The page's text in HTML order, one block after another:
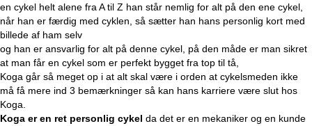
en cykel helt alene fra A til Z han står nemlig for alt på den ene cykel,
når han er færdig med cyklen, så sætter han hans personlig kort med
billede af ham selv
og han er ansvarlig for alt på denne cykel, på den måde er man sikret
at man får en cykel som er perfekt bygget fra top til tå,
Koga går så meget op i at alt skal være i orden at cykelsmeden ikke
må få mere ind 3 bemærkninger så kan hans karriere være slut hos
Koga.
Koga er en ret personlig cykel da det er en mekaniker og en kunde